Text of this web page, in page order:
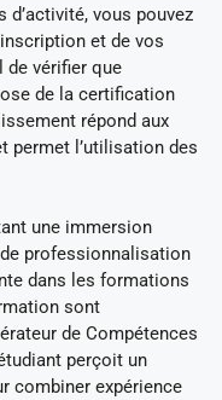
d’activité, vous pouvez
et de vos
de vérifier que
de la certification
répond aux
permet l’utilisation des
une immersion
professionnalisation
dans les formations
sont
de Compétences
perçoit un
combiner expérience